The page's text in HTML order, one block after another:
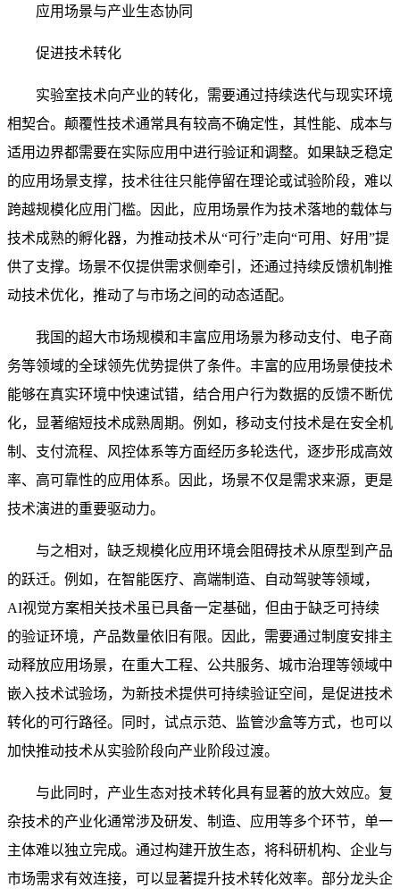
应用场景与产业生态协同
促进技术转化
实验室技术向产业的转化，需要通过持续迭代与现实环境
相契合。颠覆性技术通常具有较高不确定性，其性能、成本与
适用边界都需要在实际应用中进行验证和调整。如果缺乏稳定
的应用场景支撑，技术往往只能停留在理论或试验阶段，难以
跨越规模化应用门槛。因此，应用场景作为技术落地的载体与
技术成熟的孵化器，为推动技术从“可行”走向“可用、好用”提
供了支撑。场景不仅提供需求侧牵引，还通过持续反馈机制推
动技术优化，推动了与市场之间的动态适配。
我国的超大市场规模和丰富应用场景为移动支付、电子商
务等领域的全球领先优势提供了条件。丰富的应用场景使技术
能够在真实环境中快速试错，结合用户行为数据的反馈不断优
化，显著缩短技术成熟周期。例如，移动支付技术是在安全机
制、支付流程、风控体系等方面经历多轮迭代，逐步形成高效
率、高可靠性的应用体系。因此，场景不仅是需求来源，更是
技术演进的重要驱动力。
与之相对，缺乏规模化应用环境会阻碍技术从原型到产品
的跃迁。例如，在智能医疗、高端制造、自动驾驶等领域，
AI视觉方案相关技术虽已具备一定基础，但由于缺乏可持续
的验证环境，产品数量依旧有限。因此，需要通过制度安排主
动释放应用场景，在重大工程、公共服务、城市治理等领域中
嵌入技术试验场，为新技术提供可持续验证空间，是促进技术
转化的可行路径。同时，试点示范、监管沙盒等方式，也可以
加快推动技术从实验阶段向产业阶段过渡。
与此同时，产业生态对技术转化具有显著的放大效应。复
杂技术的产业化通常涉及研发、制造、应用等多个环节，单一
主体难以独立完成。通过构建开放生态，将科研机构、企业与
市场需求有效连接，可以显著提升技术转化效率。部分龙头企